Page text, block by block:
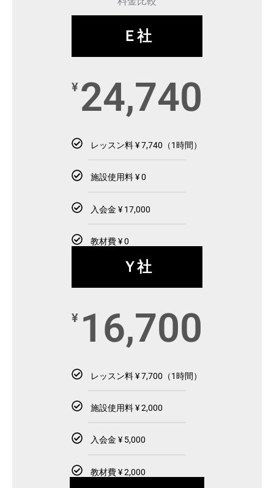
Ｅ社
¥ 24,740
レッスン料 ¥ 7,740（1時間）
施設使用料 ¥ 0
入会金 ¥ 17,000
教材費 ¥ 0
Ｙ社
¥ 16,700
レッスン料 ¥ 7,700（1時間）
施設使用料 ¥ 2,000
入会金 ¥ 5,000
教材費 ¥ 2,000